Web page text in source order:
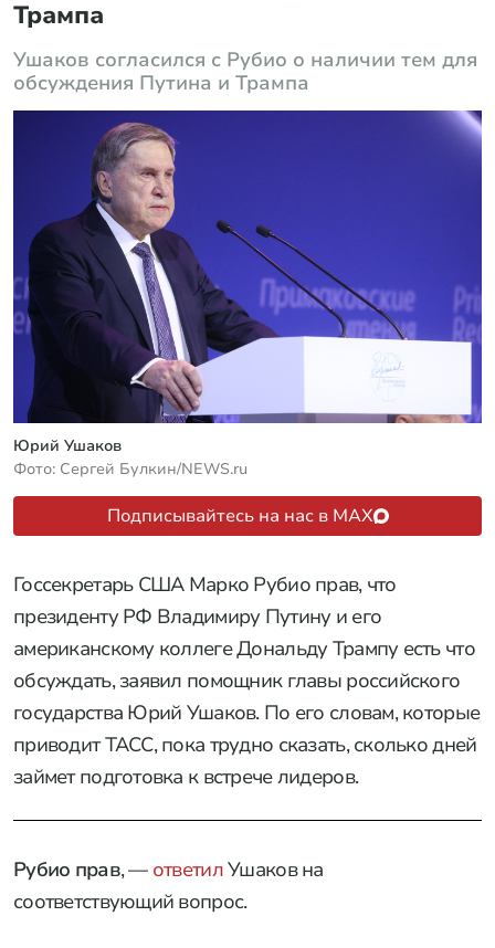
Трампа
Ушаков согласился с Рубио о наличии тем для
обсуждения Путина и Трампа
Юрий Ушаков
Фото: Сергей Булкин/NEWS.ru
Подписывайтесь на нас в MAX
Госсекретарь США Марко Рубио прав, что
президенту РФ Владимиру Путину и его
американскому коллеге Дональду Трампу есть что
обсуждать, заявил помощник главы российского
государства Юрий Ушаков. По его словам, которые
приводит ТАСС, пока трудно сказать, сколько дней
займет подготовка к встрече лидеров.
Рубио прав, — ответилУшаков на
соответствующий вопрос.